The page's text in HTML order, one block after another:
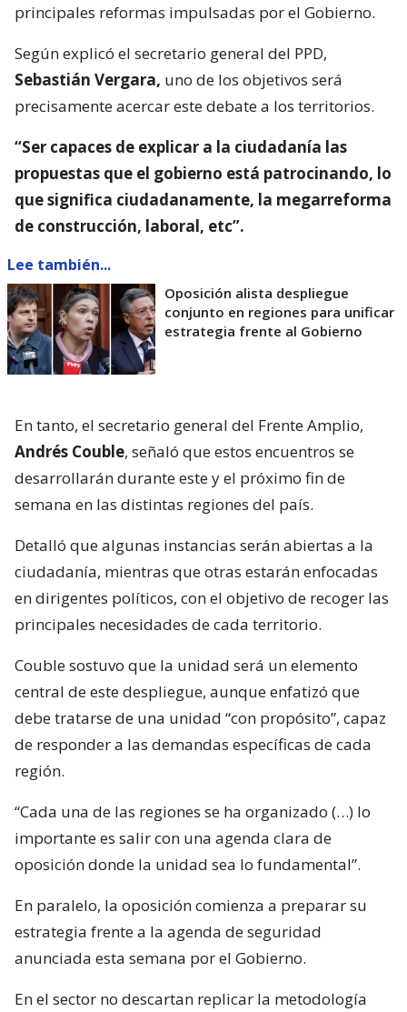
principales reformas impulsadas por el Gobierno.
Según explicó el secretario general del PPD,
Sebastián Vergara, uno de los objetivos será
precisamente acercar este debate a los territorios.
“Ser capaces de explicar a la ciudadanía las
propuestas que el gobierno está patrocinando, lo
que significa ciudadanamente, la megarreforma
de construcción, laboral, etc”.
Lee también...
Oposición alista despliegue
conjunto en regiones para unificar
estrategia frente al Gobierno
En tanto, el secretario general del Frente Amplio,
Andrés Couble, señaló que estos encuentros se
desarrollarán durante este y el próximo fin de
semana en las distintas regiones del país.
Detalló que algunas instancias serán abiertas a la
ciudadanía, mientras que otras estarán enfocadas
en dirigentes políticos, con el objetivo de recoger las
principales necesidades de cada territorio.
Couble sostuvo que la unidad será un elemento
central de este despliegue, aunque enfatizó que
debe tratarse de una unidad “con propósito”, capaz
de responder a las demandas específicas de cada
región.
“Cada una de las regiones se ha organizado (…) lo
importante es salir con una agenda clara de
oposición donde la unidad sea lo fundamental”.
En paralelo, la oposición comienza a preparar su
estrategia frente a la agenda de seguridad
anunciada esta semana por el Gobierno.
En el sector no descartan replicar la metodología